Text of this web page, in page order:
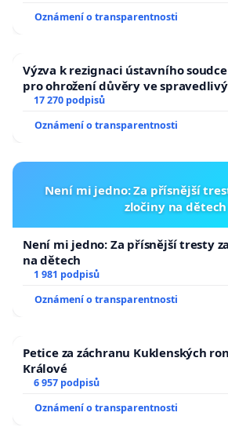
Oznámení o transparentnosti
Výzva k rezignaci ústavního soudce
pro ohrožení důvěry ve
17 270 podpisů
Oznámení o transparentnosti
Není mi jedno: Za přísnější
zločiny na dětech
Není mi jedno: Za přísnější tresty
na dětech
1 981 podpisů
Oznámení o transparentnosti
Petice za záchranu Kuklenských
Králové
6 957 podpisů
Oznámení o transparentnosti